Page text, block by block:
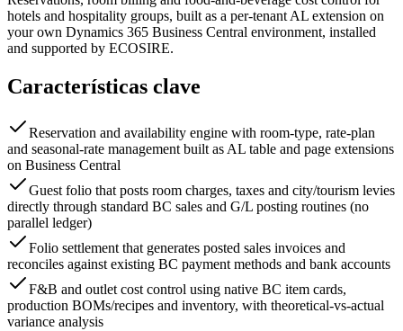
hotels and hospitality groups, built as a per-tenant AL extension on
your own Dynamics 365 Business Central environment, installed
and supported by ECOSIRE.
Características clave
Reservation and availability engine with room-type, rate-plan
and seasonal-rate management built as AL table and page extensions
on Business Central
Guest folio that posts room charges, taxes and city/tourism levies
directly through standard BC sales and G/L posting routines (no
parallel ledger)
Folio settlement that generates posted sales invoices and
reconciles against existing BC payment methods and bank accounts
F&B and outlet cost control using native BC item cards,
production BOMs/recipes and inventory, with theoretical-vs-actual
variance analysis